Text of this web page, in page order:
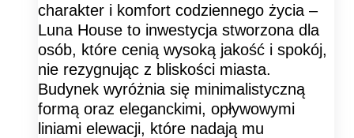
charakter i komfort codziennego życia –
Luna House to inwestycja stworzona dla
osób, które cenią wysoką jakość i spokój,
nie rezygnując z bliskości miasta.
Budynek wyróżnia się minimalistyczną
formą oraz eleganckimi, opływowymi
liniami elewacji, które nadają mu